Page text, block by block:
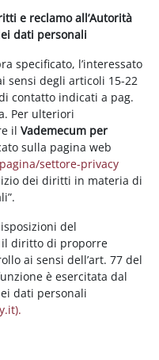
e reclamo all’Autorità
dati personali
specificato, l’interessato
sensi degli articoli 15-22
contatto indicati a pag.
Per ulteriori
ilVademecum per
sulla pagina web
settore-privacy
dei diritti in materia di
del
il diritto di proporre
ai sensi dell’art. 77 del
è esercitata dal
dati personali